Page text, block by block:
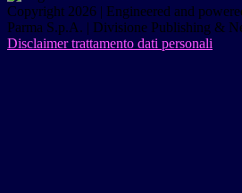
Copyright 2026 | Engineered and
Parma S.p.A. | Divisione Publishing &
Disclaimer trattamento dati personali